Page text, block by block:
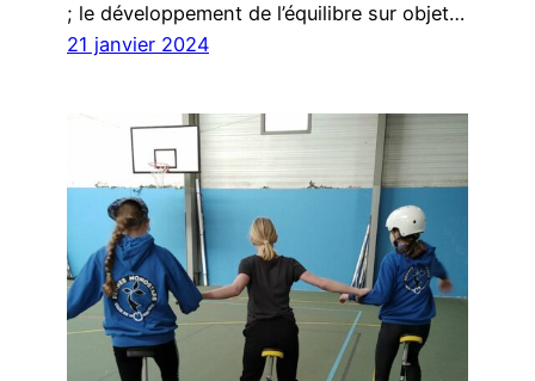
; le développement de l’équilibre sur objet…
21 janvier 2024